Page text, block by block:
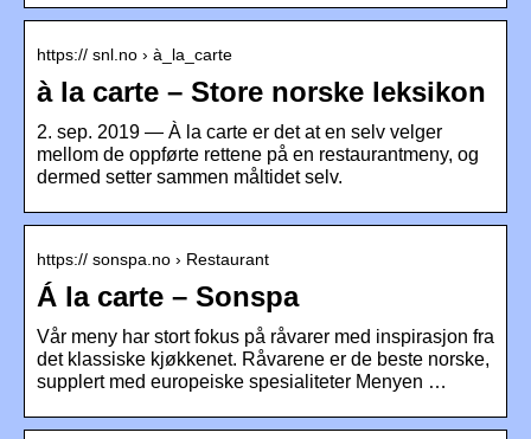
https:// snl.no › à_la_carte
à la carte – Store norske leksikon
2. sep. 2019 — À la carte er det at en selv velger
mellom de oppførte rettene på en restaurantmeny, og
dermed setter sammen måltidet selv.
https:// sonspa.no › Restaurant
Á la carte – Sonspa
Vår meny har stort fokus på råvarer med inspirasjon fra
det klassiske kjøkkenet. Råvarene er de beste norske,
supplert med europeiske spesialiteter Menyen …